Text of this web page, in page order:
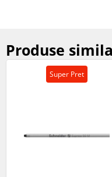
Produse
Super Pret